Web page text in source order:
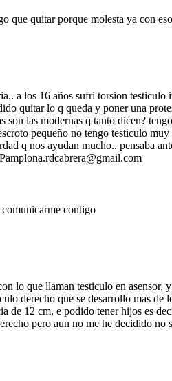
que quitar porque molesta ya con
a los 16 años sufri torsion
quitar lo q queda y poner una
son las modernas q tanto dicen?
pequeño no tengo testiculo
q nos ayudan mucho.. pensaba
contigo
lo que llaman testiculo en
derecho que se desarrollo mas
de 12 cm, e podido tener hijos es
pero aun no me he decidido no